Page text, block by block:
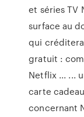
et séries TV
surface au
qui
gratuit :
Netflix ... ...
carte
concernant